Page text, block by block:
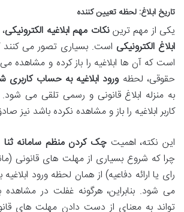
تاریخ ابلاغ: لحظه تعیین کننده
یکی از مهم تریننکات مهم ابلاغیه الکترونیکی
ابلاغ الکترونیکی است. بسیاری تصور می کنند
است که آن ها ابلاغیه را باز کرده و مشاهده
حقوقی، لحظهورود ابلاغیه به حساب
به منزله ابلاغ قانونی و رسمی تلقی می
کاربر ابلاغیه را باز و مشاهده نکرده باشد نیز
این نکته، اهمیت چک کردن منظم سامانه ثنا
چرا که شروع بسیاری از مهلت های قانونی
رای یا ارائه دفاعیه) از همان لحظه ورود
می شود. بنابراین، هرگونه غفلت در مشاهده
تواند به معنای از دست دادن مهلت های